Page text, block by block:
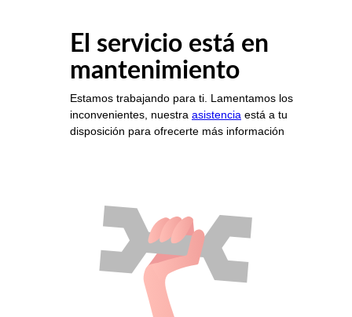
El servicio está en
mantenimiento
Estamos trabajando para ti. Lamentamos los
inconvenientes, nuestra asistencia está a tu
disposición para ofrecerte más información